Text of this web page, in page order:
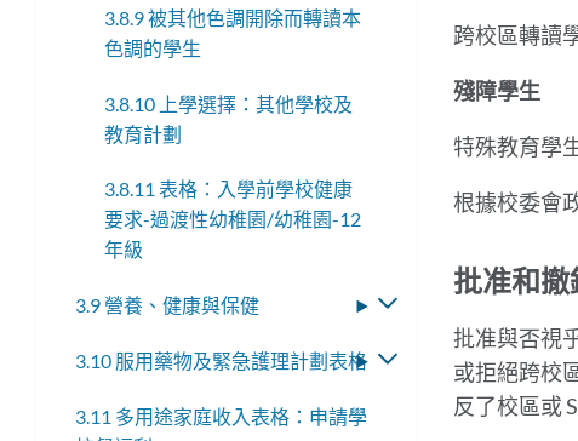
跨校區轉讀
殘障學生
特殊教育學
根據校委會
批准和撤
批准與否視
或拒絕跨校
反了校區或
3.8.9 被其他色調開除而轉讀本
色調的學生
3.8.10 上學選擇：其他學校及
教育計劃
3.8.11 表格：入學前學校健康
要求-過渡性幼稚園/幼稚園-12
年級
3.9 營養、健康與保健
切
3.10 服用藥物及緊急護理計劃表格
切
3.11 多用途家庭收入表格：申請學